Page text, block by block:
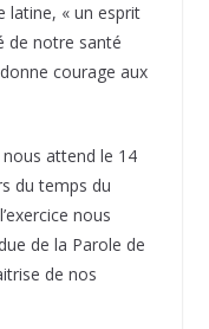
latine, « un esprit
de notre santé
courage aux
attend le 14
du temps du
nous
de la Parole de
de nos